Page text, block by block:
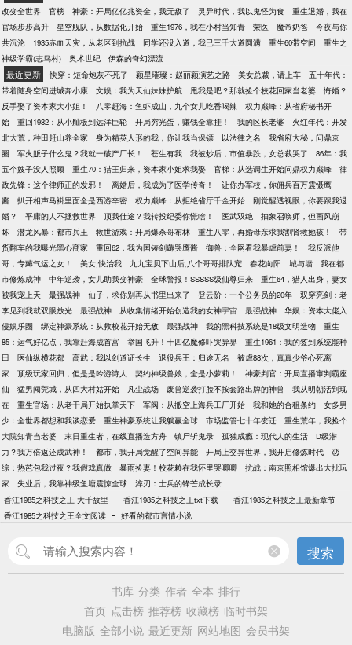
改变全世界
官榜 神豪：开局亿亿兆资金，我无敌了 灵异时代，我以鬼怪为食
重生退婚，我在
官场步步高升
星空舰队，从数据化开始 重生1976，我在小村当知青 荣医 魔帝奶爸
今夜与你
共沉沦
1935赤血天灾，从老区到抗战 同学还没入道，我已三千大道圆满 重生60带空间
重生之
神级学霸(志鸟村)
奥术世纪 伊森的奇幻漂流
最近更新 快穿：短命炮灰不死了 颖星璀璨：赵丽颖演艺之路 美女总裁，请上车
五十年代：
带着随身空间进城奔小康
文娱：我为天仙妹妹护航 甩我是吧？那就捡个校花回家当老婆
悔婚？
反手娶了资本家大小姐！
八零赶海：鱼虾成山，九个女儿吃香喝辣
权力巅峰：从省府秘书开
始
重回1982：从小舢板到远洋巨轮 开局穷光蛋，赚钱全靠挂！ 我的区长老婆
火红年代：开发
北大荒，种田赶山养全家
身为精英人形的我，你让我当保镖 以法律之名
我省府大秘，问鼎京
圈
军火贩子什么鬼？我就一破产厂长！ 苍生有我 我被炒后，市值暴跌，女总裁哭了
86年：我
五个嫂子没人照顾
重生70：猎王归来，资本家小姐求我娶 官梯：从选调生开始问鼎权力巅峰
律
政先锋：这个律师正的发邪！
离婚后，我成为了医学传奇！
让你办军校，你佣兵百万震慑鹰
酱
扒开相声马褂里面全是西游辛密 权力巅峰：从拒绝省厅千金开始
刚觉醒透视眼，你要跟我退
婚？
平庸的人不拯救世界 顶我仕途？我转投纪委你慌啥！ 医武双绝
抽象召唤师，但画风崩
坏
潜龙风暴：都市兵王 救世游戏：开局爆杀哥布林 重生八零，再婚母亲求我割肾救她孩！
带
货翻车的我曝光黑心商家
重回62，我为国铸剑薅哭鹰酱 御兽：全网看我暴虐前妻！
我反派他
哥，专薅气运之女！
美女,快治我 九九宝贝下山后,八个哥哥排队宠 春花向阳 城与墙
我在都
市修炼成神
中年逆袭，女儿助我变神豪 全球警报！SSSSS级仙尊归来
重生64，猎人出身，妻女
被我宠上天
最强战神 仙子，求你别再从书里出来了 登云阶：一个公务员的20年
双穿亮剑：老
李见到我就双眼放光
最强战神 从收集情绪开始创造我的女神宇宙 最强战神
华娱：资本大佬入
侵娱乐圈
绑定神豪系统：从救校花开始无敌 最强战神 我的黑科技系统是18级文明造物
重生
85：运气好亿点，我靠赶海成首富
举国飞升！十四亿魔修吓哭异界
重生1961：我的签到系统能种
田
医仙纵横花都 高武：我以剑道证长生 退役兵王：归途无名
被虐88次，真真少爷心死离
家
顶级玩家回归，但是是吟游诗人 契约神级兽娘，全是小萝莉！
神豪判官：开局直播审判霸座
仙
猛男闯莞城，从四大村姑开始 凡尘战场 废兽逆袭打脸不按套路出牌的神兽
我从明朝活到现
在
重生官场：从老干局开始执掌天下 军阀：从搬空上海兵工厂开始 我和她的合租条约
女多男
少：全世界都想和我谈恋爱
重生神豪系统让我躺赢全球 市场监管七十年变迁
重生荒年，我捡个
大院知青当老婆
末日重生者，在线直播造方舟 镇尸斩鬼录 孤独成瘾：现代人的生活
D级潜
力？我万倍返还成武神！
都市，我开局觉醒了空间异能 开局上交异世界，我开启修炼时代
恋
综：热芭包我过夜？我假戏真做
暴雨捡妻！校花赖在我怀里哭唧唧
抗战：南京照相馆爆出大批玩
家
失业后，我靠神级鱼塘震惊全球
淬刃：士兵的锋芒成长录
香江1985之科技之王 大千故里 - 香江1985之科技之王txt下载 - 香江1985之科技之王最新章节 -
香江1985之科技之王全文阅读 - 好看的都市言情小说
搜索
书库 分类 作者 全本 排行
首页 点击榜 推荐榜 收藏榜 临时书架
电脑版 全部小说 最近更新 网站地图 会员书架